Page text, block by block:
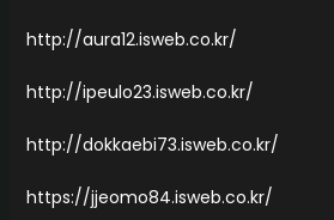
http://aura12.isweb.co.kr/
http://ipeulo23.isweb.co.kr/
http://dokkaebi73.isweb.co.kr/
https://jjeomo84.isweb.co.kr/